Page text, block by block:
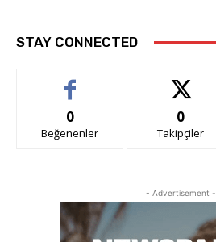
STAY CONNECTED
0
Beğenenler
0
Takipçiler
- Advertisement -